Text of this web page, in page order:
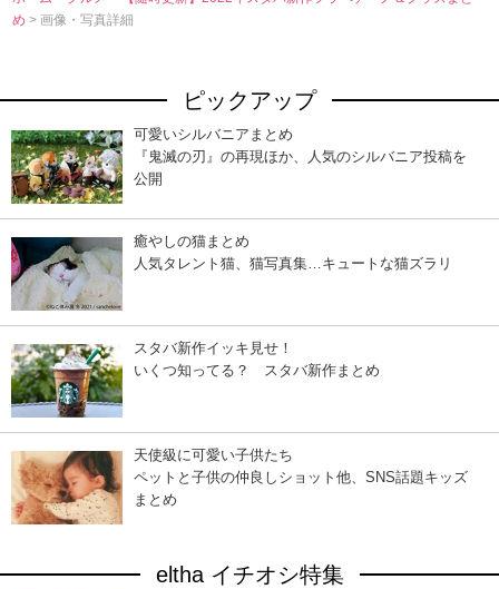
め> 画像・写真詳細
ピックアップ
可愛いシルバニアまとめ
『鬼滅の刃』の再現ほか、人気のシルバニア投稿を
公開
癒やしの猫まとめ
人気タレント猫、猫写真集…キュートな猫ズラリ
スタバ新作イッキ見せ！
いくつ知ってる？ スタバ新作まとめ
天使級に可愛い子供たち
ペットと子供の仲良しショット他、SNS話題キッズ
まとめ
eltha イチオシ特集